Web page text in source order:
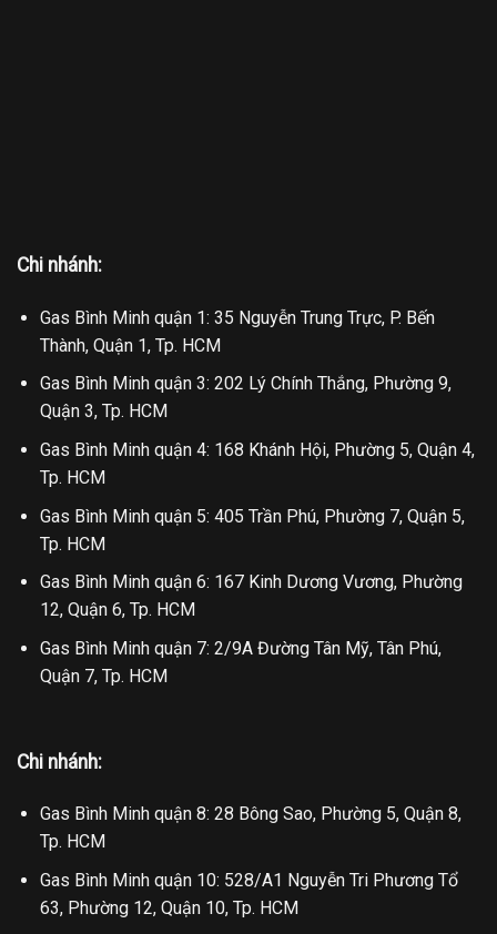
Chi nhánh:
Gas Bình Minh quận 1: 35 Nguyễn Trung Trực, P. Bến
Thành, Quận 1, Tp. HCM
Gas Bình Minh quận 3: 202 Lý Chính Thắng, Phường 9,
Quận 3, Tp. HCM
Gas Bình Minh quận 4: 168 Khánh Hội, Phường 5, Quận 4,
Tp. HCM
Gas Bình Minh quận 5: 405 Trần Phú, Phường 7, Quận 5,
Tp. HCM
Gas Bình Minh quận 6: 167 Kinh Dương Vương, Phường
12, Quận 6, Tp. HCM
Gas Bình Minh quận 7: 2/9A Đường Tân Mỹ, Tân Phú,
Quận 7, Tp. HCM
Chi nhánh:
Gas Bình Minh quận 8: 28 Bông Sao, Phường 5, Quận 8,
Tp. HCM
Gas Bình Minh quận 10: 528/A1 Nguyễn Tri Phương Tổ
63, Phường 12, Quận 10, Tp. HCM